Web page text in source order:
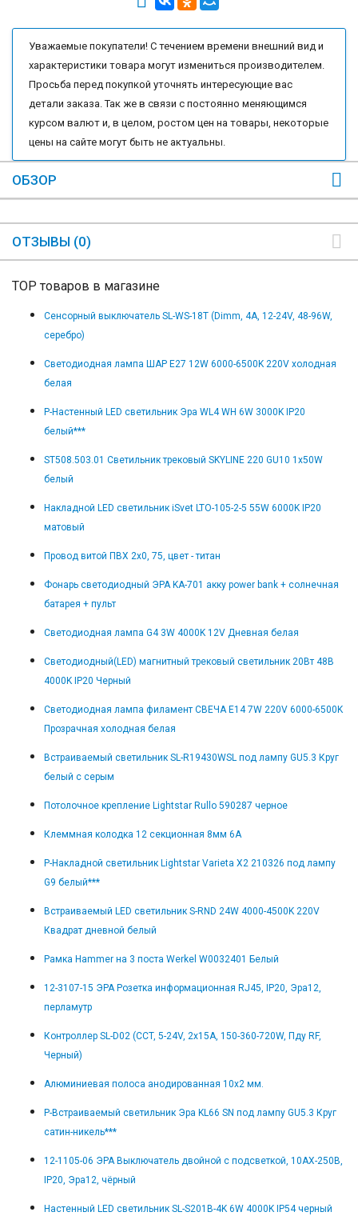
Уважаемые покупатели! С течением времени внешний вид и
характеристики товара могут измениться производителем.
Просьба перед покупкой уточнять интересующие вас
детали заказа. Так же в связи с постоянно меняющимся
курсом валют и, в целом, ростом цен на товары, некоторые
цены на сайте могут быть не актуальны.
ОБЗОР
ОТЗЫВЫ (0)
TOP товаров в магазине
Сенсорный выключатель SL-WS-18T (Dimm, 4A, 12-24V, 48-96W,
серебро)
Светодиодная лампа ШАР E27 12W 6000-6500K 220V холодная
белая
Р-Настенный LED светильник Эра WL4 WH 6W 3000K IP20
белый***
ST508.503.01 Светильник трековый SKYLINE 220 GU10 1х50W
белый
Накладной LED светильник iSvet LTO-105-2-5 55W 6000K IP20
матовый
Провод витой ПВХ 2х0, 75, цвет - титан
Фонарь светодиодный ЭРА KA-701 акку power bank + солнечная
батарея + пульт
Светодиодная лампа G4 3W 4000K 12V Дневная белая
Светодиодный(LED) магнитный трековый светильник 20Вт 48В
4000K IP20 Черный
Светодиодная лампа филамент СВЕЧА E14 7W 220V 6000-6500K
Прозрачная холодная белая
Встраиваемый светильник SL-R19430WSL под лампу GU5.3 Круг
белый с серым
Потолочное крепление Lightstar Rullo 590287 черное
Клеммная колодка 12 секционная 8мм 6А
Р-Накладной светильник Lightstar Varieta X2 210326 под лампу
G9 белый***
Встраиваемый LED светильник S-RND 24W 4000-4500K 220V
Квадрат дневной белый
Рамка Hammer на 3 поста Werkel W0032401 Белый
12-3107-15 ЭРА Розетка информационная RJ45, IP20, Эра12,
перламутр
Контроллер SL-D02 (CCT, 5-24V, 2x15A, 150-360-720W, Пду RF,
Черный)
Алюминиевая полоса анодированная 10x2 мм.
Р-Встраиваемый светильник Эра KL66 SN под лампу GU5.3 Круг
сатин-никель***
12-1105-06 ЭРА Выключатель двойной с подсветкой, 10АХ-250В,
IP20, Эра12, чёрный
Настенный LED светильник SL-S201B-4K 6W 4000K IP54 черный